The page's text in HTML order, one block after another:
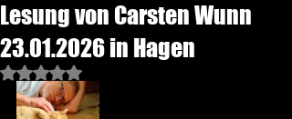
Lesung von Carsten Wunn
23.01.2026 in Hagen
Mit NaN von 5 Sternen bewertet.